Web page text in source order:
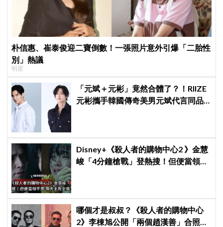
朴信惠、崔泰俊迎二寶倒數！一張照片意外引爆「二胎性
別」熱議
明星
「元斌＋元彬」竟然合體了？！RIIZE
元彬攜手韓國傳奇美男元斌代言同品
Disney+《殺人者的購物中心2 》金慧
峻「4分鐘槍戰」登熱搜！但便當領不
哪個才是叔叔？《殺人者的購物中心
2》李棟旭公開「兩個趙漢善」合照，